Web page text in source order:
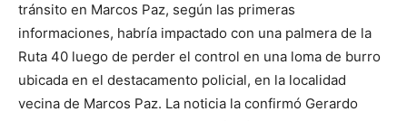
tránsito en Marcos Paz, según las primeras
informaciones, habría impactado con una palmera de la
Ruta 40 luego de perder el control en una loma de burro
ubicada en el destacamento policial, en la localidad
vecina de Marcos Paz. La noticia la confirmó Gerardo